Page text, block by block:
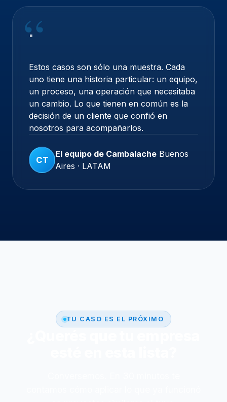
"
Estos casos son sólo una muestra. Cada
uno tiene una historia particular: un equipo,
un proceso, una operación que necesitaba
un cambio. Lo que tienen en común es la
decisión de un cliente que confió en
nosotros para acompañarlos.
CT
El equipo de Cambalache Buenos
Aires · LATAM
TU CASO ES EL PRÓXIMO